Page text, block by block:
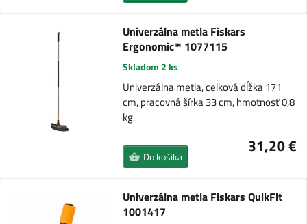
Univerzálna metla Fiskars
Ergonomic™ 1077115
Skladom 2 ks
Univerzálna metla, celková dĺžka 171
cm, pracovná šírka 33 cm, hmotnosť 0,8
kg.
31,20 €
Do košíka
Univerzálna metla Fiskars QuikFit
1001417